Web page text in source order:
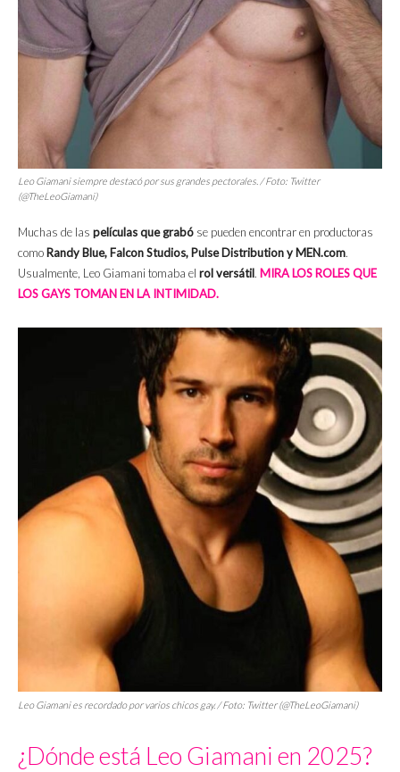
Leo Giamani siempre destacó por sus grandes pectorales. / Foto: Twitter
(@TheLeoGiamani)
Muchas de las películas que grabó se pueden encontrar en productoras
como Randy Blue, Falcon Studios, Pulse Distribution y MEN.com.
Usualmente, Leo Giamani tomaba el rol versátil. MIRA LOS ROLES QUE
LOS GAYS TOMAN EN LA INTIMIDAD.
Leo Giamani es recordado por varios chicos gay. / Foto: Twitter (@TheLeoGiamani)
¿Dónde está Leo Giamani en 2025?